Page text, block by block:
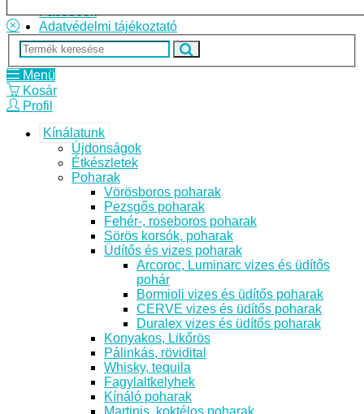
Facebook
Adatvédelmi tájékoztató
Menü
Kosár
Profil
Kínálatunk
Újdonságok
Étkészletek
Poharak
Vörösboros poharak
Pezsgős poharak
Fehér-, roseboros poharak
Sörös korsók, poharak
Üdítős és vizes poharak
Arcoroc, Luminarc vizes és üdítős
pohár
Bormioli vizes és üdítős poharak
CERVE vizes és üdítős poharak
Duralex vizes és üdítős poharak
Konyakos, Likőrös
Pálinkás, rövidital
Whisky, tequila
Fagylaltkelyhek
Kínáló poharak
Martinis, koktélos poharak